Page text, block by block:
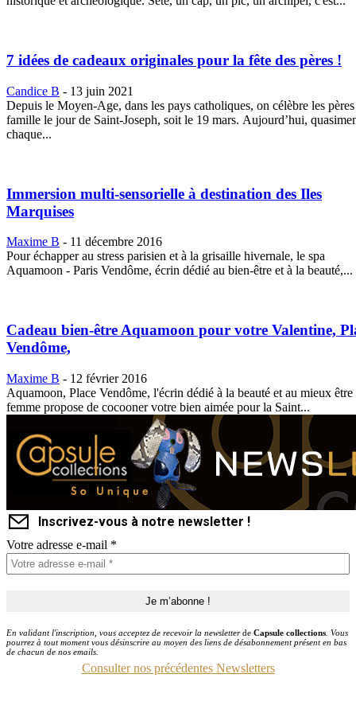
7 idées de cadeaux originales pour la fête des pères !
Candice B - 13 juin 2021
Depuis le Moyen-Age, dans les pays catholiques, on célèbre les
famille le jour de Saint-Joseph, soit le 19 mars. Aujourd’hui,
chaque...
Immersion multi-sensorielle à destination des Iles
Marquises
Maxime B - 11 décembre 2016
Pour échapper au stress parisien et à la grisaille hivernale, le spa
Aquamoon - Paris Vendôme, écrin dédié au bien-être et à la beauté,...
Cadeau bien-être Aquamoon pour votre Valentine,
Vendôme,
Maxime B - 12 février 2016
Aquamoon, Place Vendôme, l'écrin dédié à la beauté et au mieux être
femme propose de cocooner votre bien aimée pour la Saint...
Inscrivez-vous à notre newsletter !
Votre adresse e-mail *
En validant l'inscription, vous acceptez de recevoir la newsletterde Capsule collections . Vous
pourrez à tout moment vous désinscrire au moyen des liens de désabonnement présent en bas
de chacun de nos emails.
Consulter nos précédentes Newsletters